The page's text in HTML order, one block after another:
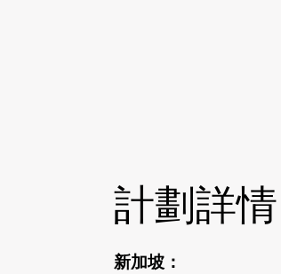
計劃詳情
新加坡：